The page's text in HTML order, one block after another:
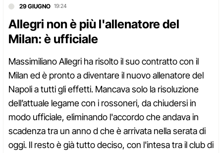
29 GIUGNO 19:24
Allegri non è più l'allenatore del
Milan: è ufficiale
Massimiliano Allegri ha risolto il suo contratto con il
Milan ed è pronto a diventare il nuovo allenatore del
Napoli a tutti gli effetti. Mancava solo la risoluzione
dell’attuale legame con i rossoneri, da chiudersi in
modo ufficiale, eliminando l'accordo che andava in
scadenza tra un anno d che è arrivata nella serata di
oggi. Il resto è già tutto deciso, con l'intesa tra il club di